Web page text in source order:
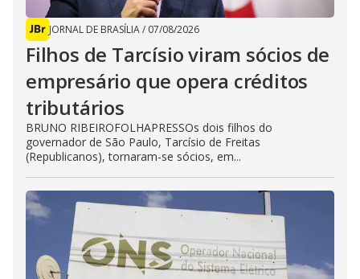
JORNAL DE BRASÍLIA/ 07/08/2026
Filhos de Tarcísio viram sócios de
empresário que opera créditos
tributários
BRUNO RIBEIROFOLHAPRESSOs dois filhos do
governador de São Paulo, Tarcísio de Freitas
(Republicanos), tornaram-se sócios, em...